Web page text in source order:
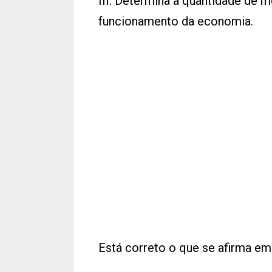
funcionamento da economia.
Está correto o que se afirma em